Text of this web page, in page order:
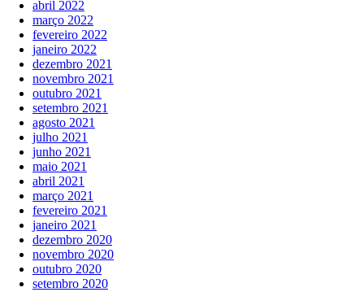
abril 2022
março 2022
fevereiro 2022
janeiro 2022
dezembro 2021
novembro 2021
outubro 2021
setembro 2021
agosto 2021
julho 2021
junho 2021
maio 2021
abril 2021
março 2021
fevereiro 2021
janeiro 2021
dezembro 2020
novembro 2020
outubro 2020
setembro 2020